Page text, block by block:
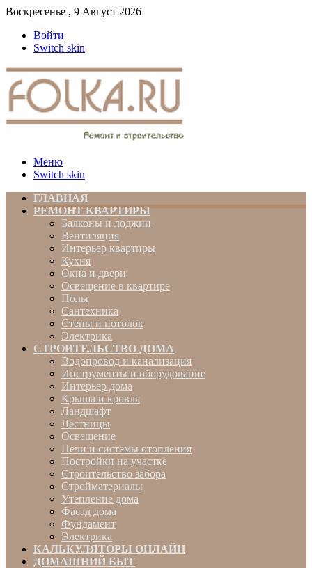
Воскресенье , 9 Август 2026
Войти
Switch skin
Меню
Switch skin
ГЛАВНАЯ
РЕМОНТ КВАРТИРЫ
Балконы и лоджии
Вентиляция
Интерьер квартиры
Кухня
Окна и двери
Освещение в квартире
Полы
Сантехника
Стены и потолок
Электрика
СТРОИТЕЛЬСТВО ДОМА
Водопровод и канализация
Инструменты и оборудование
Интерьер дома
Крыша и кровля
Ландшафт
Лестницы
Освещение
Печи и системы отопления
Постройки на участке
Строительство забора
Стройматериалы
Утепление дома
Фасад дома
Фундамент
Электрика
КАЛЬКУЛЯТОРЫ ОНЛАЙН
ДОМАШНИЙ БЫТ